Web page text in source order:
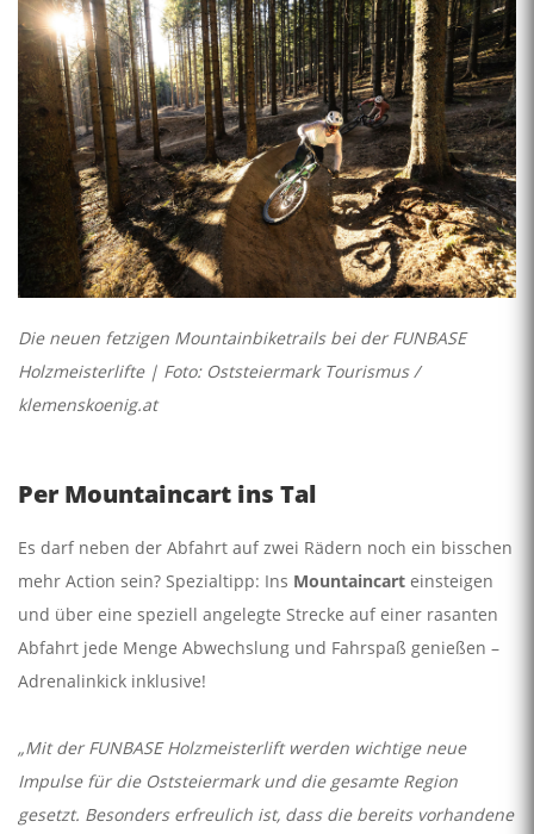
Die neuen fetzigen Mountainbiketrails bei der FUNBASE
Holzmeisterlifte | Foto: Oststeiermark Tourismus /
klemenskoenig.at
Per Mountaincart ins Tal
Es darf neben der Abfahrt auf zwei Rädern noch ein bisschen
mehr Action sein? Spezialtipp: Ins Mountaincart einsteigen
und über eine speziell angelegte Strecke auf einer rasanten
Abfahrt jede Menge Abwechslung und Fahrspaß genießen –
Adrenalinkick inklusive!
„Mit der FUNBASE Holzmeisterlift werden wichtige neue
Impulse für die Oststeiermark und die gesamte Region
gesetzt. Besonders erfreulich ist, dass die bereits vorhandene